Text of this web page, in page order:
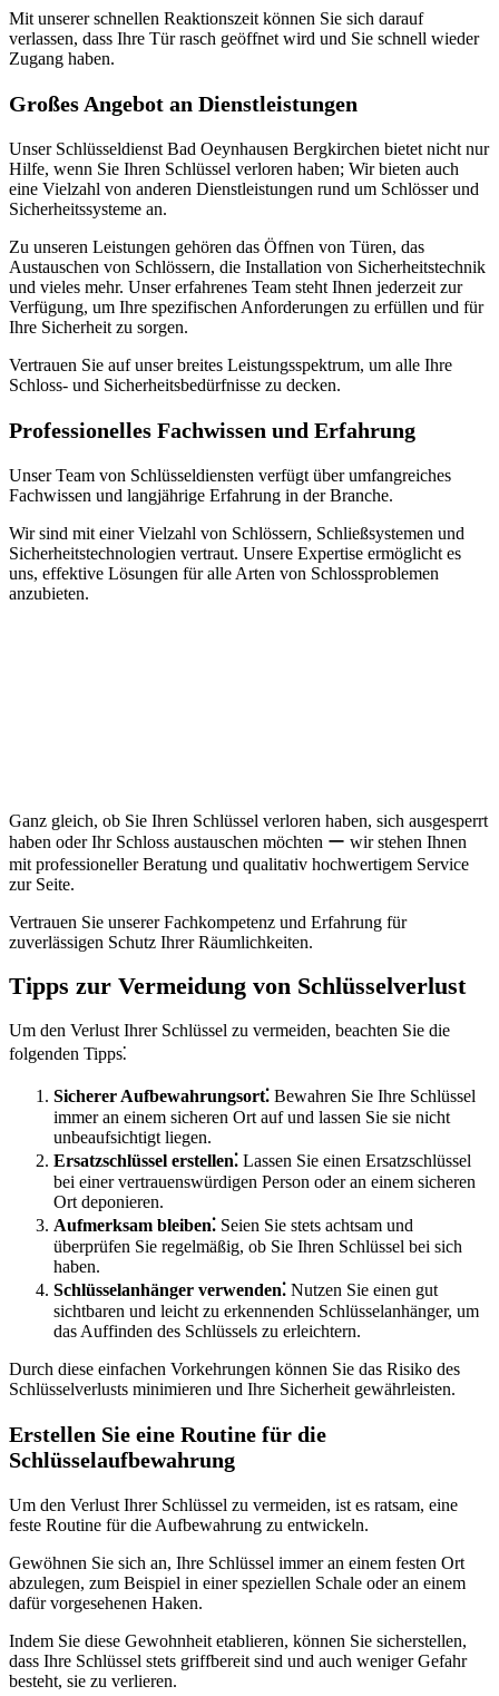
Mit unserer schnellen Reaktionszeit können Sie sich darauf
verlassen, dass Ihre Tür rasch geöffnet wird und Sie schnell wieder
Zugang haben.​
Großes Angebot an Dienstleistungen
Unser Schlüsseldienst Bad Oeynhausen Bergkirchen bietet nicht nur
Hilfe, wenn Sie Ihren Schlüssel verloren haben; Wir bieten auch
eine Vielzahl von anderen Dienstleistungen rund um Schlösser und
Sicherheitssysteme an.
Zu unseren Leistungen gehören das Öffnen von Türen, das
Austauschen von Schlössern, die Installation von Sicherheitstechnik
und vieles mehr.​ Unser erfahrenes Team steht Ihnen jederzeit zur
Verfügung, um Ihre spezifischen Anforderungen zu erfüllen und für
Ihre Sicherheit zu sorgen.​
Vertrauen Sie auf unser breites Leistungsspektrum, um alle Ihre
Schloss- und Sicherheitsbedürfnisse zu decken.​
Professionelles Fachwissen und Erfahrung
Unser Team von Schlüsseldiensten verfügt über umfangreiches
Fachwissen und langjährige Erfahrung in der Branche.
Wir sind mit einer Vielzahl von Schlössern, Schließsystemen und
Sicherheitstechnologien vertraut.​ Unsere Expertise ermöglicht es
uns, effektive Lösungen für alle Arten von Schlossproblemen
anzubieten.
Ganz gleich, ob Sie Ihren Schlüssel verloren haben, sich ausgesperrt
haben oder Ihr Schloss austauschen möchten ー wir stehen Ihnen
mit professioneller Beratung und qualitativ hochwertigem Service
zur Seite.​
Vertrauen Sie unserer Fachkompetenz und Erfahrung für
zuverlässigen Schutz Ihrer Räumlichkeiten.​
Tipps zur Vermeidung von Schlüsselverlust
Um den Verlust Ihrer Schlüssel zu vermeiden, beachten Sie die
folgenden Tipps⁚
Sicherer Aufbewahrungsort⁚ Bewahren Sie Ihre Schlüssel
immer an einem sicheren Ort auf und lassen Sie sie nicht
unbeaufsichtigt liegen.​
Ersatzschlüssel erstellen⁚ Lassen Sie einen Ersatzschlüssel
bei einer vertrauenswürdigen Person oder an einem sicheren
Ort deponieren.​
Aufmerksam bleiben⁚ Seien Sie stets achtsam und
überprüfen Sie regelmäßig, ob Sie Ihren Schlüssel bei sich
haben.​
Schlüsselanhänger verwenden⁚ Nutzen Sie einen gut
sichtbaren und leicht zu erkennenden Schlüsselanhänger, um
das Auffinden des Schlüssels zu erleichtern.​
Durch diese einfachen Vorkehrungen können Sie das Risiko des
Schlüsselverlusts minimieren und Ihre Sicherheit gewährleisten.​
Erstellen Sie eine Routine für die
Schlüsselaufbewahrung
Um den Verlust Ihrer Schlüssel zu vermeiden, ist es ratsam, eine
feste Routine für die Aufbewahrung zu entwickeln.​
Gewöhnen Sie sich an, Ihre Schlüssel immer an einem festen Ort
abzulegen, zum Beispiel in einer speziellen Schale oder an einem
dafür vorgesehenen Haken.​
Indem Sie diese Gewohnheit etablieren, können Sie sicherstellen,
dass Ihre Schlüssel stets griffbereit sind und auch weniger Gefahr
besteht, sie zu verlieren.​